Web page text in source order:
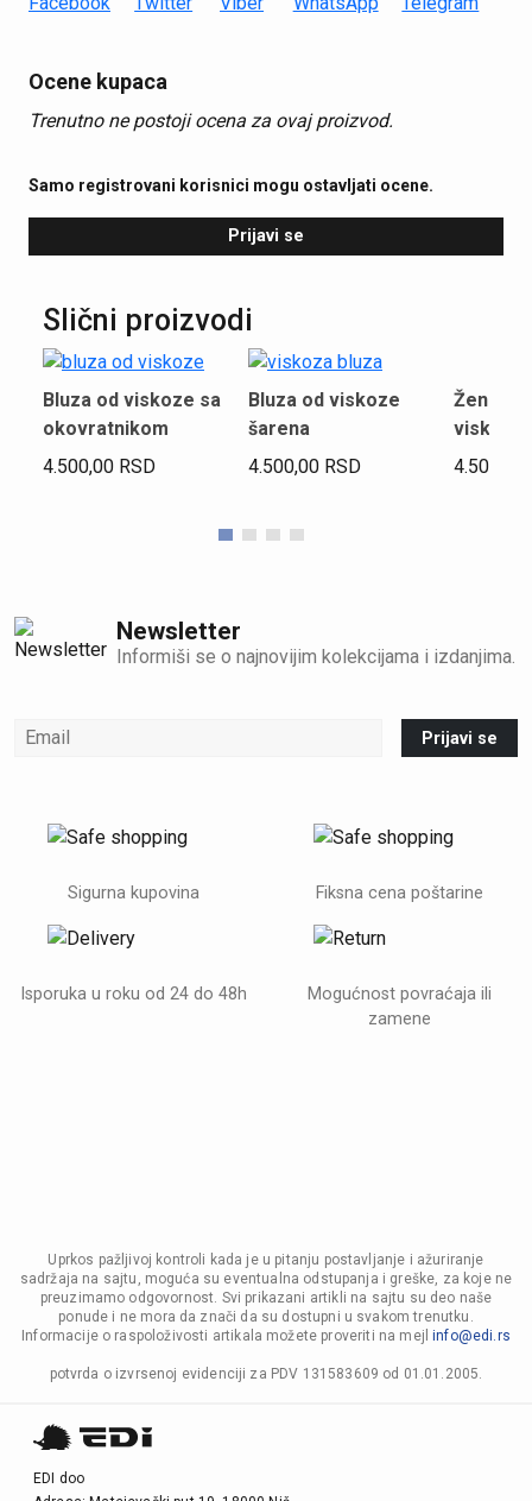
Ocene kupaca
Trenutno ne postoji ocena za ovaj proizvod.
Samo registrovani korisnici mogu ostavljati ocene.
Prijavi se
Slični proizvodi
Bluza od viskoze sa
okovratnikom
4.500,00 RSD
Bluza od viskoze
šarena
4.500,00 RSD
Ženska
viskoze
4.500,00
Newsletter
Informiši se o najnovijim kolekcijama i izdanjima.
Prijavi se
Sigurna kupovina Fiksna cena poštarine
Isporuka u roku od 24 do 48h
Mogućnost povraćaja ili
zamene
Uprkos pažljivoj kontroli kada je u pitanju postavljanje i ažuriranje
sadržaja na sajtu, moguća su eventualna odstupanja i greške, za koje ne
preuzimamo odgovornost. Svi prikazani artikli na sajtu su deo naše
ponude i ne mora da znači da su dostupni u svakom trenutku.
Informacije o raspoloživosti artikala možete proveriti na mejlinfo@edi.rs
potvrda o izvrsenoj evidenciji za PDV 131583609 od 01.01.2005.
EDI doo